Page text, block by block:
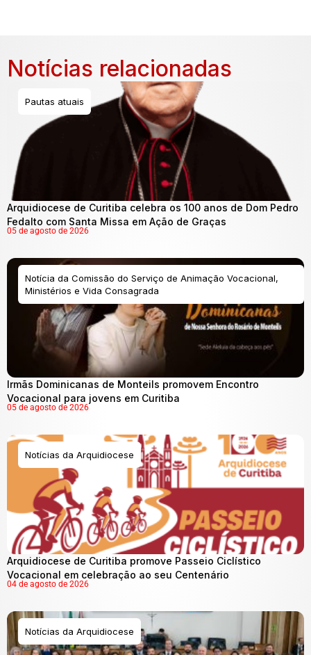
Notícias relacionadas
Pautas atuais
Arquidiocese de Curitiba celebra os 100 anos de Dom Pedro
Fedalto com Santa Missa em Ação de Graças
05 de agosto de 2026
Notícia da Comissão do Serviço de Animação Vocacional,
Ministérios e Vida Consagrada
Irmãs Dominicanas de Monteils promovem Encontro
Vocacional para jovens em Curitiba
05 de agosto de 2026
Notícias da Arquidiocese
Arquidiocese de Curitiba promove Passeio Ciclístico
Vocacional em celebração ao seu Centenário
04 de agosto de 2026
Notícias da Arquidiocese